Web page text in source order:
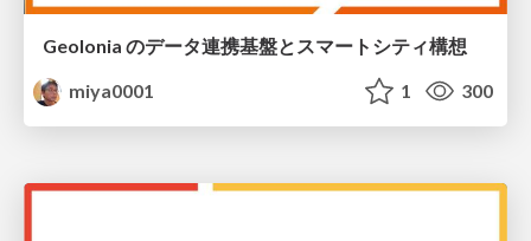
Geolonia のデータ連携基盤とスマートシティ構想
miya0001
1 300